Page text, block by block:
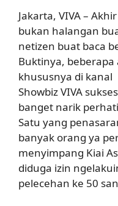
Jakarta, VIVA –
bukan halangan
netizen buat baca
Buktinya, beberapa
khususnya di kanal
Showbiz VIVA sukses
banget narik
Satu yang
banyak orang ya
menyimpang Kiai
diduga izin
pelecehan ke 50